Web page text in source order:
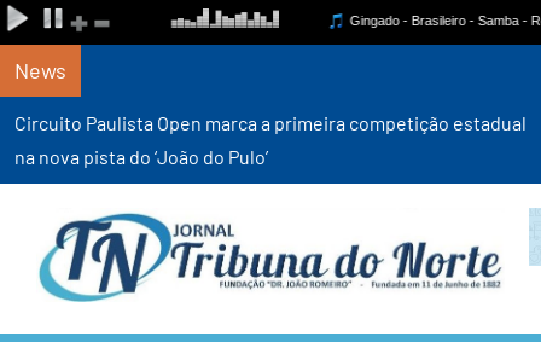
News
Circuito Paulista Open marca a primeira competição estadual
na nova pista do ‘João do Pulo’